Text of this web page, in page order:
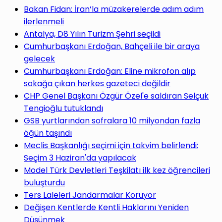
yap
...
Bakan Fidan: İran’la müzakerelerde adım adım
ilerlenmeli
Antalya, D8 Yılın Turizm Şehri seçildi
Cumhurbaşkanı Erdoğan, Bahçeli ile bir araya
gelecek
Cumhurbaşkanı Erdoğan: Eline mikrofon alıp
sokağa çıkan herkes gazeteci değildir
CHP Genel Başkanı Özgür Özel'e saldıran Selçuk
Tengioğlu tutuklandı
GSB yurtlarından sofralara 10 milyondan fazla
öğün taşındı
Meclis Başkanlığı seçimi için takvim belirlendi:
Seçim 3 Haziran'da yapılacak
Model Türk Devletleri Teşkilatı ilk kez öğrencileri
buluşturdu
Ters Laleleri Jandarmalar Koruyor
Değişen Kentlerde Kentli Haklarını Yeniden